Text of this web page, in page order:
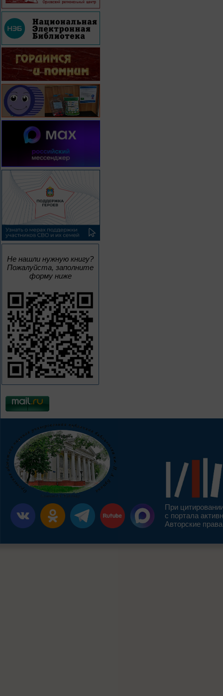
Не нашли нужную книгу?
Пожалуйста, заполните
форму ниже
При
с портала
Авторские